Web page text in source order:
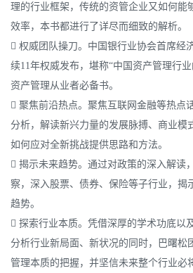
理的行业框架，传统的资管企业又如何能
效率，本书都进行了详尽而细致的解析。
 权威团队操刀。中国银行业协会首席经
续11年权威发布，堪称“中国资产管理行
资产管理从业者必备书。
 聚焦前沿热点。聚焦互联网金融等热点
分析，解读新兴力量的发展脉搏、商业模
如何应对全新挑战提供思路和方法。
 揭示未来趋势。通过对政策的深入解读
察，深入股票、债券、保险等子行业，揭
趋势。
 探索行业本质。凭借深厚的学术功底以
分析行业新局面、新状况的同时，巴曙松
管理本质的把握，并坚信未来整个行业必